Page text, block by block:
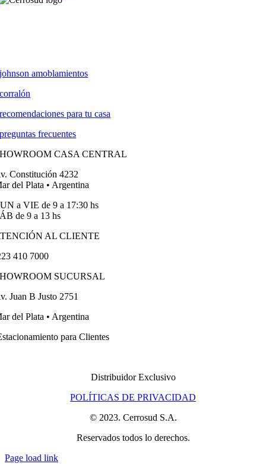
johnson amoblamientos
corralón
recomendaciones para tu casa
preguntas frecuentes
CASA CENTRAL
Constitución 4232
del Plata • Argentina
a VIE de 9 a 17:30 hs
de 9 a 13 hs
AL CLIENTE
410 7000
SUCURSAL
Juan B Justo 2751
del Plata • Argentina
para Clientes
Distribuidor Exclusivo
POLÍTICAS DE PRIVACIDAD
© 2023. Cerrosud S.A.
Reservados todos lo derechos.
Page load link